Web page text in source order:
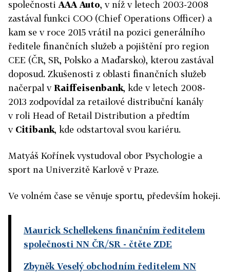
společnosti AAA Auto, v níž v letech 2003-2008
zastával funkci COO (Chief Operations Officer) a
kam se v roce 2015 vrátil na pozici generálního
ředitele finančních služeb a pojištění pro region
CEE (ČR, SR, Polsko a Maďarsko), kterou zastával
doposud. Zkušenosti z oblasti finančních služeb
načerpal vRaiffeisenbank, kde v letech 2008-
2013 zodpovídal za retailové distribuční kanály
v roli Head of Retail Distribution a předtím
v Citibank, kde odstartoval svou kariéru.
Matyáš Kořínek vystudoval obor Psychologie a
sport na Univerzitě Karlově v Praze.
Ve volném čase se věnuje sportu, především hokeji.
Maurick Schellekens finančním ředitelem
společnosti NN ČR/SR - čtěte ZDE
Zbyněk Veselý obchodním ředitelem NN